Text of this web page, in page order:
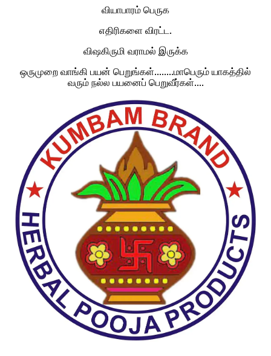
வியாபாரம் பெருக
எதிரிகளை விரட்ட.
விஷகிருமி வராமல் இருக்க
ஒருமுறை வாங்கி பயன் பெறுங்கள்........மாபெரும் யாகத்தில்
வரும் நல்ல பயனைப் பெறுவீர்கள்....